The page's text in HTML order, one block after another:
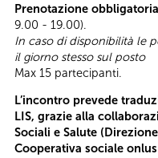
Prenotazione
9.00 - 19.00).
In caso di disponibilità le
il giorno stesso sul posto
Max 15 partecipanti.
L’incontro prevede
LIS, grazie alla
Sociali e Salute
Cooperativa sociale